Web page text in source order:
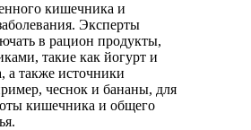
кишечника и
Эксперты
в рацион продукты,
такие как йогурт и
а также источники
чеснок и бананы, для
кишечника и общего